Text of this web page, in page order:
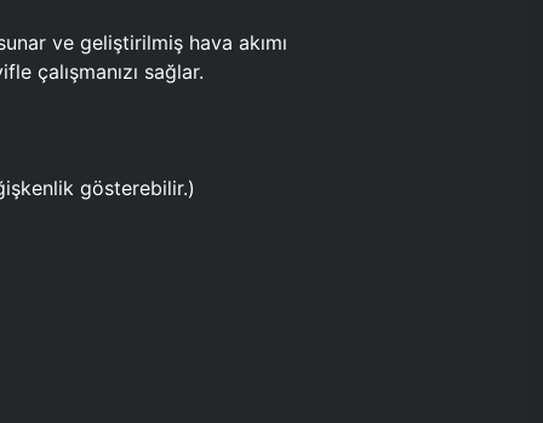
ve geliştirilmiş hava akımı
çalışmanızı sağlar.
gösterebilir.)